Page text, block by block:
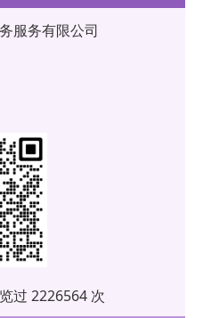
服务有限公司
过 2226564 次